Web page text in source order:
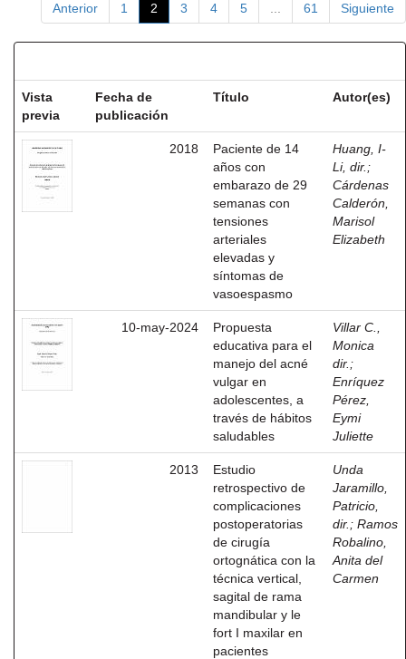
Anterior 1 2 3 4 5 61 Siguiente
Vista
previa
Fecha de
publicación
Título Autor(es)
2018
Paciente de 14
años con
embarazo de 29
semanas con
tensiones
arteriales
elevadas y
síntomas de
vasoespasmo
Huang, I-
Li, dir. ;
Cárdenas
Calderón,
Marisol
Elizabeth
10-may-2024
Propuesta
educativa para el
manejo del acné
vulgar en
adolescentes, a
través de hábitos
saludables
Villar C.,
Monica
dir. ;
Enríquez
Pérez,
Eymi
Juliette
2013
Estudio
retrospectivo de
complicaciones
postoperatorias
de cirugía
ortognática con la
técnica vertical,
sagital de rama
mandibular y le
fort I maxilar en
pacientes
Unda
Jaramillo,
Patricio,
dir. ; Ramos
Robalino,
Anita del
Carmen